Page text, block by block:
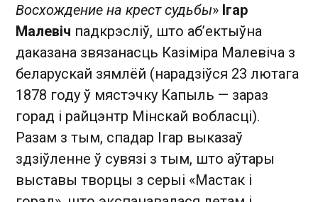
Восхождение на крест судьбы» Ігар
Малевіч падкрэсліў, што аб’ектыўна
даказана звязанасць Казіміра Малевіча з
беларускай зямлёй (нарадзіўся 23 лютага
1878 году ў мястэчку Капыль — зараз
горад і райцэнтр Мінскай вобласці).
Разам з тым, спадар Ігар выказаў
здзіўленне ў сувязі з тым, што аўтары
выставы творцы з серыі «Мастак і